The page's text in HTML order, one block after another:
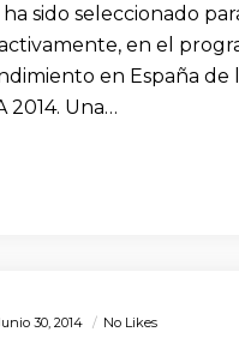
sido seleccionado
en el
en España de
2014. Una…
30, 2014 No Likes